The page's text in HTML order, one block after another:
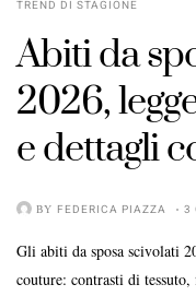
TREND DI STAGIONE
Abiti da
2026,
e dettagli
BY FEDERICA PIAZZA 3
Gli abiti da sposa scivolati
couture: contrasti di